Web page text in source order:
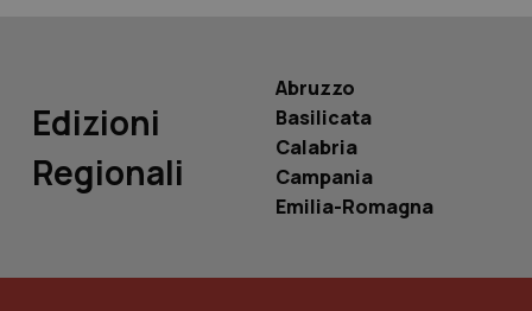
Edizioni
Regionali
Abruzzo
Basilicata
Calabria
Campania
Emilia-Romagna_ga_0VMQEQKQ1N